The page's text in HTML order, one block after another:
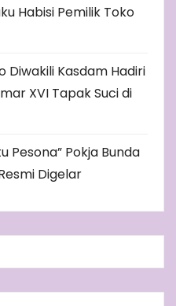
Habisi Pemilik Toko
Kasdam Hadiri
XVI Tapak Suci di
Pesona” Pokja Bunda
Digelar